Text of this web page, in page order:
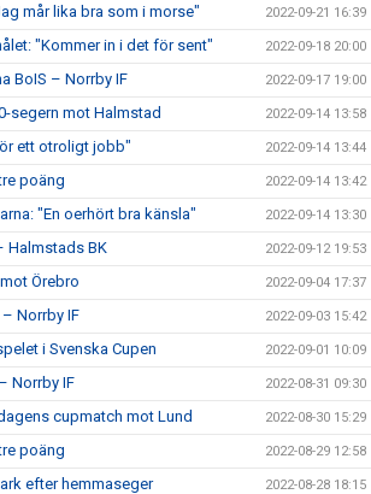
mår lika bra som i morse" 2022-09-21 16:39
"Kommer in i det för sent" 2022-09-18 20:00
BoIS – Norrby IF 2022-09-17 19:00
segern mot Halmstad 2022-09-14 13:58
ett otroligt jobb" 2022-09-14 13:44
poäng 2022-09-14 13:42
"En oerhört bra känsla" 2022-09-14 13:30
Halmstads BK 2022-09-12 19:53
Örebro 2022-09-04 17:37
Norrby IF 2022-09-03 15:42
i Svenska Cupen 2022-09-01 10:09
Norrby IF 2022-08-31 09:30
cupmatch mot Lund 2022-08-30 15:29
poäng 2022-08-29 12:58
efter hemmaseger 2022-08-28 18:15